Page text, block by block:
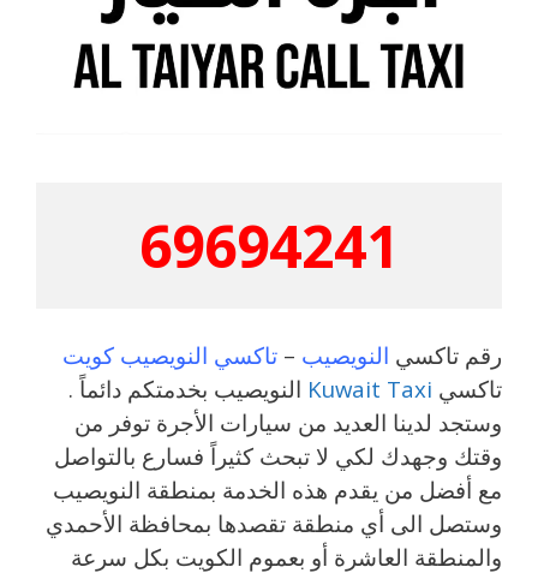
69694241
رقم تاكسي النويصيب – تاكسي النويصيب كويت
تاكسي Kuwait Taxi النويصيب بخدمتكم دائماً .
وستجد لدينا العديد من سيارات الأجرة توفر من
وقتك وجهدك لكي لا تبحث كثيراً فسارع بالتواصل
مع أفضل من يقدم هذه الخدمة بمنطقة النويصيب
وستصل الى أي منطقة تقصدها بمحافظة الأحمدي
والمنطقة العاشرة أو بعموم الكويت بكل سرعة